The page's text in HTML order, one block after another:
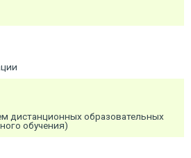
дистанционных образовательных
обучения)